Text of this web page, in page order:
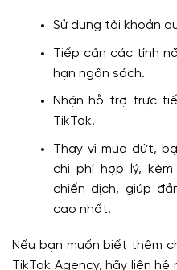
Sử dụng tài khoản
Tiếp cận các tính
hạn ngân sách.
Nhận hỗ trợ trực
TikTok.
Thay vì mua đứt,
chi phí hợp lý,
chiến dịch, giúp
cao nhất.
Nếu bạn muốn biết thêm
TikTok Agency, hãy liên